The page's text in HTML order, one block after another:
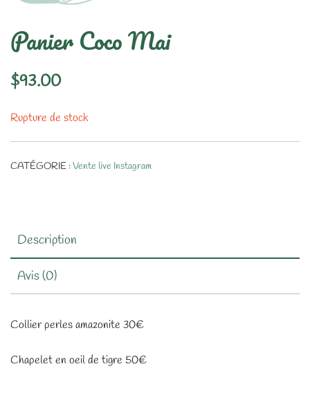
Panier Coco Mai
$93.00
Rupture de stock
CATÉGORIE :Vente live Instagram
Description
Avis (0)
Collier perles amazonite 30€
Chapelet en oeil de tigre 50€